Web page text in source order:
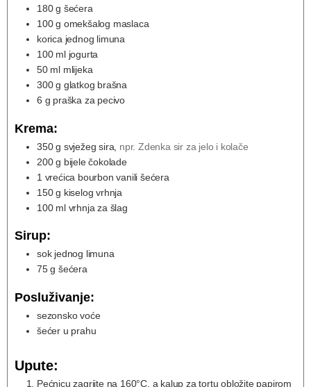
180 g šećera
100 g omekšalog maslaca
korica jednog limuna
100 ml jogurta
50 ml mlijeka
300 g glatkog brašna
6 g praška za pecivo
Krema:
350 g svježeg sira, npr. Zdenka sir za jelo i kolače
200 g bijele čokolade
1 vrećica bourbon vanili šećera
150 g kiselog vrhnja
100 ml vrhnja za šlag
Sirup:
sok jednog limuna
75 g šećera
Posluživanje:
sezonsko voće
šećer u prahu
Upute:
Pećnicu zagrijte na 160°C, a kalup za tortu obložite papirom